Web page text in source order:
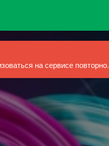
на сервисе повторно.